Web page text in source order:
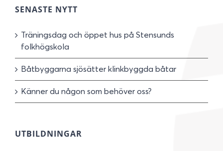
SENASTE NYTT
Träningsdag och öppet hus på Stensunds
folkhögskola
Båtbyggarna sjösätter klinkbyggda båtar
Känner du någon som behöver oss?
UTBILDNINGAR